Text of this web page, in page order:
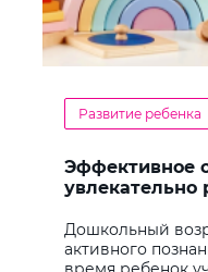
Развитие ребенка
Эффективное
увлекательно
Дошкольный
активного